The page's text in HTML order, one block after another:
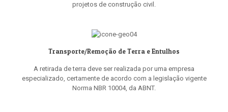
projetos de construção civil.
Transporte/Remoção de Terra e Entulhos
A retirada de terra deve ser realizada por uma empresa
especializado, certamente de acordo com a legislação vigente
Norma NBR 10004, da ABNT.